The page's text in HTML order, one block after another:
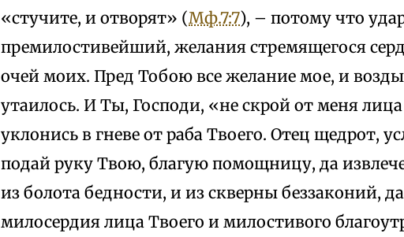
«стучите, и отворят» (Мф.7:7), – потому что
премилостивейший, желания стремящегося
очей моих. Пред Тобою все желание мое, и
утаилось. И Ты, Господи, «не скрой от меня
уклонись в гневе от раба Твоего. Отец щедрот,
подай руку Твою, благую помощницу, да
из болота бедности, и из скверны беззаконий,
милосердия лица Твоего и милостивого